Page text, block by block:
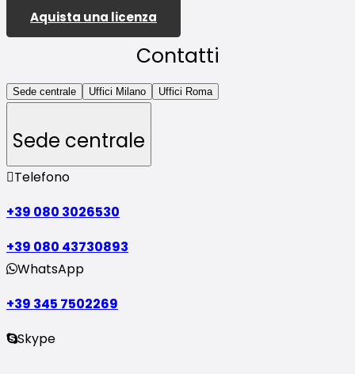
Aquista una licenza
Contatti
Sede centrale Uffici Milano Uffici Roma
Sede centrale
Telefono
+39 080 3026530
+39 080 43730893
WhatsApp
+39 345 7502269
Skype